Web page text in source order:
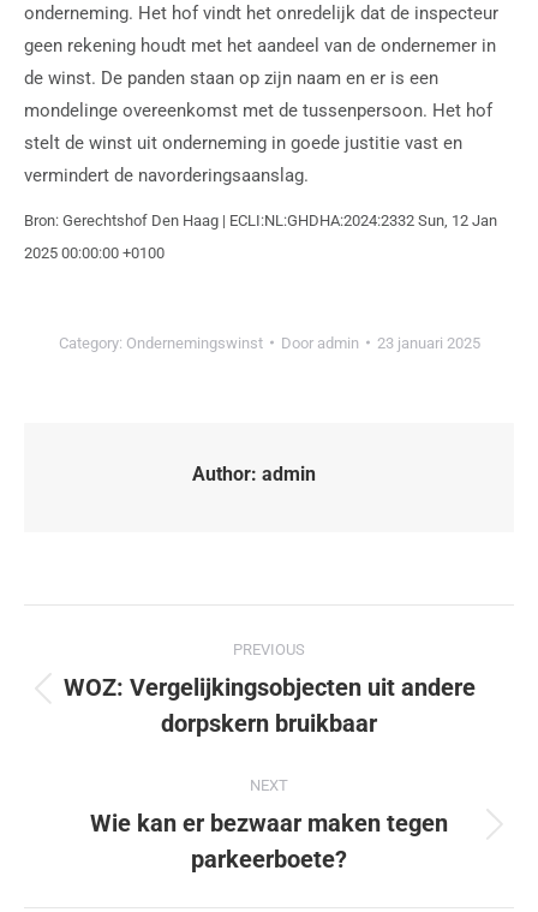
onderneming. Het hof vindt het onredelijk dat de inspecteur
geen rekening houdt met het aandeel van de ondernemer in
de winst. De panden staan op zijn naam en er is een
mondelinge overeenkomst met de tussenpersoon. Het hof
stelt de winst uit onderneming in goede justitie vast en
vermindert de navorderingsaanslag.
Bron: Gerechtshof Den Haag | ECLI:NL:GHDHA:2024:2332 Sun, 12 Jan
2025 00:00:00 +0100
Category: Ondernemingswinst Door admin 23 januari 2025
Author: admin
PREVIOUS
WOZ: Vergelijkingsobjecten uit andere
dorpskern bruikbaar
NEXT
Wie kan er bezwaar maken tegen
parkeerboete?